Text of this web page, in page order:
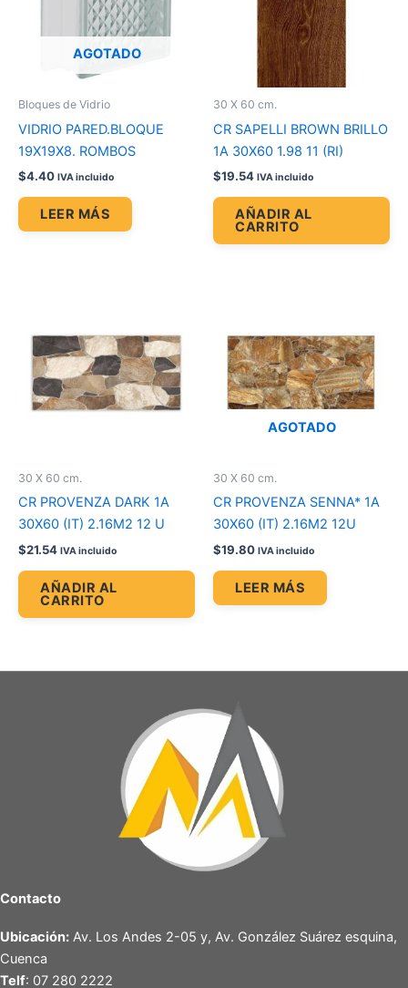
AGOTADO
Bloques de Vidrio
VIDRIO PARED.BLOQUE
19X19X8. ROMBOS
$4.40 IVA incluido
LEER MÁS
30 X 60 cm.
CR SAPELLI BROWN BRILLO
1A 30X60 1.98 11 (RI)
$19.54 IVA incluido
AÑADIR AL
CARRITO
30 X 60 cm.
CR PROVENZA DARK 1A
30X60 (IT) 2.16M2 12 U
$21.54 IVA incluido
AÑADIR AL
CARRITO
AGOTADO
30 X 60 cm.
CR PROVENZA SENNA* 1A
30X60 (IT) 2.16M2 12U
$19.80 IVA incluido
LEER MÁS
Contacto
Ubicación: Av. Los Andes 2-05 y, Av. González Suárez esquina,
Cuenca
Telf: 07 280 2222